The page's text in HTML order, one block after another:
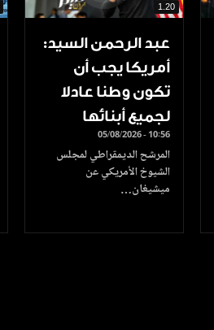
1.20
عبد الرحمن السيد:
أمريكا يجب أن
تكون وطنا عادلا
لجميع أبنائها
05/08/2026 - 10:56
المرشح الديمقراطي لمجلس
الشيوخ الأمريكي عن
ميشيغان…